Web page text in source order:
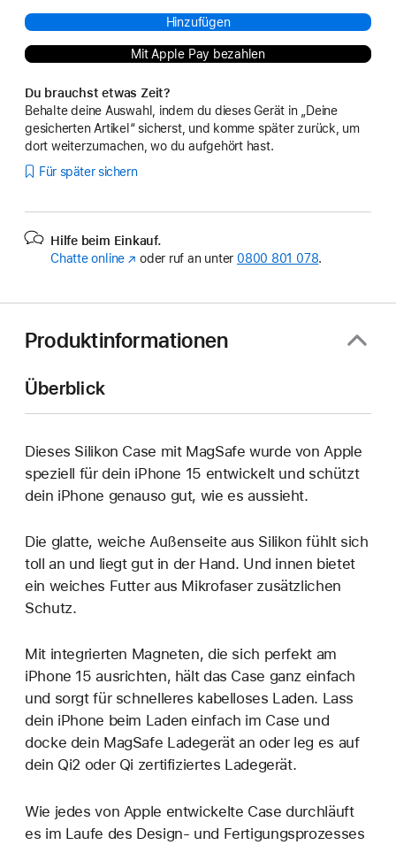
Hinzufügen
Mit Apple Pay bezahlen
Du brauchst etwas Zeit?
Behalte deine Auswahl, indem du dieses Gerät in „Deine
gesicherten Artikel“ sicherst, und komme später zurück, um
dort weiterzumachen, wo du aufgehört hast.
Für später sichern
Hilfe beim Einkauf.
Chatte online (Öffnet
oder ruf an unter 0800 801 078.
Produktinformationen
Überblick
Dieses Silikon Case mit MagSafe wurde von Apple
speziell für dein iPhone 15 entwickelt und schützt
dein iPhone genauso gut, wie es aussieht.
Die glatte, weiche Außenseite aus Silikon fühlt sich
toll an und liegt gut in der Hand. Und innen bietet
ein weiches Futter aus Mikrofaser zusätzlichen
Schutz.
Mit integrierten Magneten, die sich perfekt am
iPhone 15 ausrichten, hält das Case ganz einfach
und sorgt für schnelleres kabelloses Laden. Lass
dein iPhone beim Laden einfach im Case und
docke dein MagSafe Ladegerät an oder leg es auf
dein Qi2 oder Qi zertifiziertes Ladegerät.
Wie jedes von Apple entwickelte Case durchläuft
es im Laufe des Design‑ und Fertigungs­prozesses